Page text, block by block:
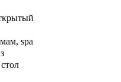
spa